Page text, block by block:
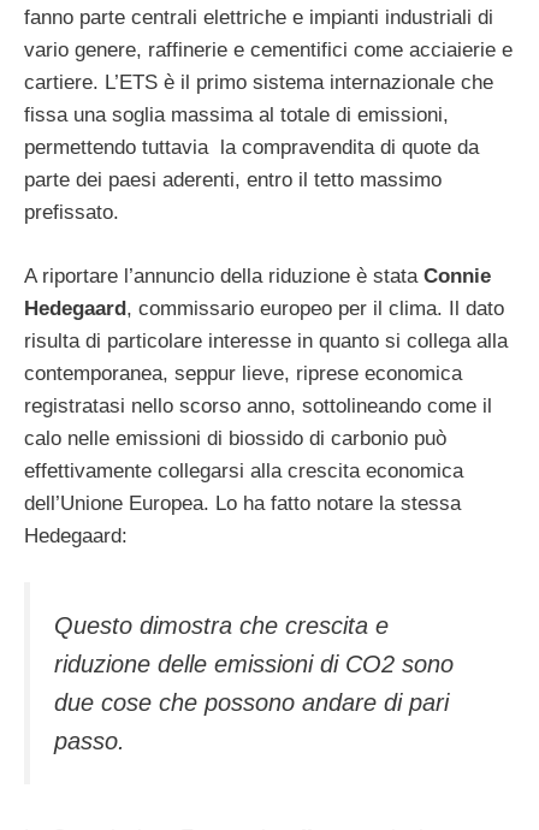
fanno parte centrali elettriche e impianti industriali di
vario genere, raffinerie e cementifici come acciaierie e
cartiere. L’ETS è il primo sistema internazionale che
fissa una soglia massima al totale di emissioni,
permettendo tuttavia la compravendita di quote da
parte dei paesi aderenti, entro il tetto massimo
prefissato.
A riportare l’annuncio della riduzione è stata Connie
Hedegaard, commissario europeo per il clima. Il dato
risulta di particolare interesse in quanto si collega alla
contemporanea, seppur lieve, riprese economica
registratasi nello scorso anno, sottolineando come il
calo nelle emissioni di biossido di carbonio può
effettivamente collegarsi alla crescita economica
dell’Unione Europea. Lo ha fatto notare la stessa
Hedegaard:
Questo dimostra che crescita e
riduzione delle emissioni di CO2 sono
due cose che possono andare di pari
passo.